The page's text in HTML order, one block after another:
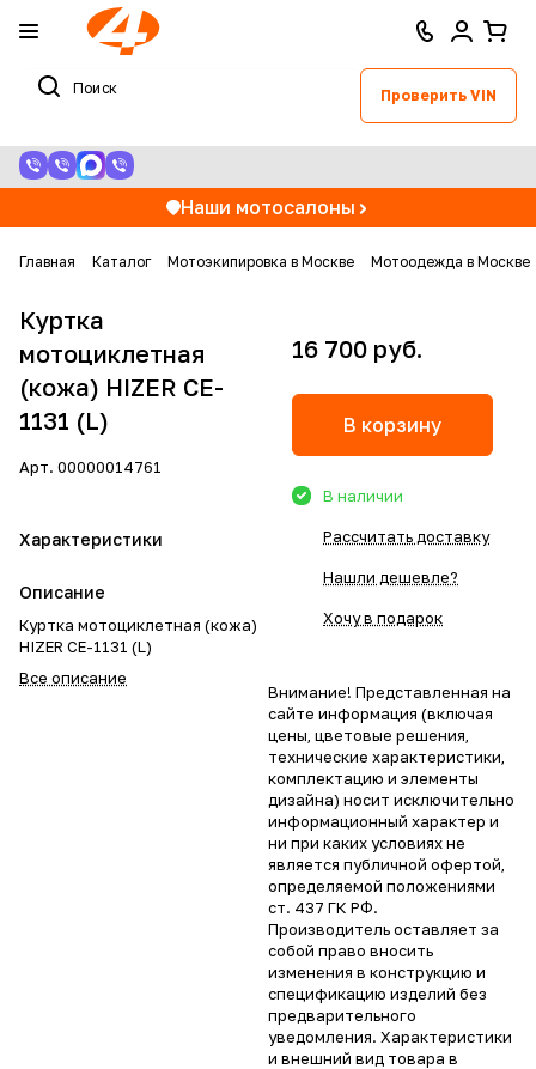
Проверить VIN
Наши мотосалоны
Главная Каталог Мотоэкипировка в Москве Мотоодежда в Москве
Куртка
мотоциклетная
(кожа) HIZER CE-
1131 (L)
Арт. 00000014761
Характеристики
Описание
Куртка мотоциклетная (кожа)
HIZER CE-1131 (L)
Все описание
16 700 руб.
В корзину
В наличии
Рассчитать доставку
Нашли дешевле?
Хочу в подарок
Внимание! Представленная на
сайте информация (включая
цены, цветовые решения,
технические характеристики,
комплектацию и элементы
дизайна) носит исключительно
информационный характер и
ни при каких условиях не
является публичной офертой,
определяемой положениями
ст. 437 ГК РФ.
Производитель оставляет за
собой право вносить
изменения в конструкцию и
спецификацию изделий без
предварительного
уведомления. Характеристики
и внешний вид товара в